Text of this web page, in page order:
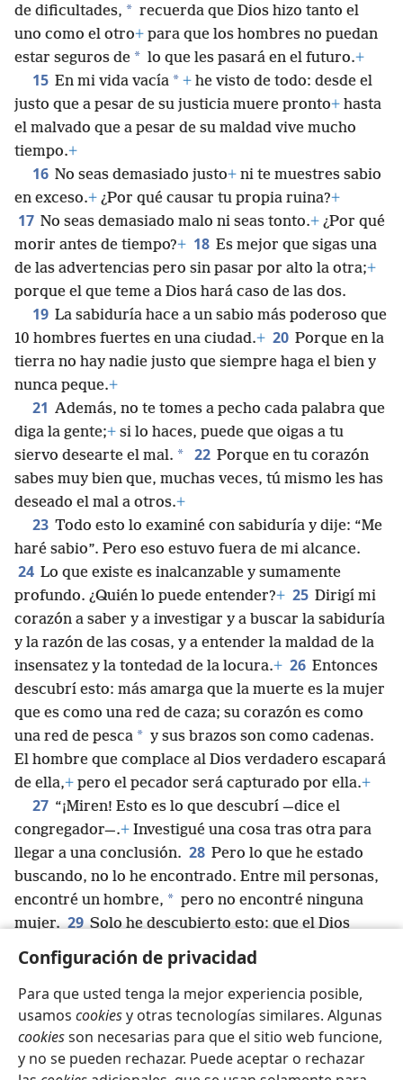
Configuración de privacidad
Para que usted tenga la mejor experiencia posible,
usamos cookiesy otras tecnologías similares. Algunas
cookiesson necesarias para que el sitio web funcione,
y no se pueden rechazar. Puede aceptar o rechazar
de dificultades, * recuerda que Dios hizo tanto el
uno como el otro+ para que los hombres no puedan
estar seguros de * lo que les pasará en el futuro.+
15 En mi vida vacía * + he visto de todo: desde el
justo que a pesar de su justicia muere pronto+ hasta
el malvado que a pesar de su maldad vive mucho
tiempo.+
16 No seas demasiado justo+ ni te muestres sabio
en exceso.+ ¿Por qué causar tu propia ruina?+
17 No seas demasiado malo ni seas tonto.+ ¿Por qué
morir antes de tiempo?+ 18 Es mejor que sigas una
de las advertencias pero sin pasar por alto la otra;+
porque el que teme a Dios hará caso de las dos.
19 La sabiduría hace a un sabio más poderoso que
10 hombres fuertes en una ciudad.+ 20 Porque en la
tierra no hay nadie justo que siempre haga el bien y
nunca peque.+
21 Además, no te tomes a pecho cada palabra que
diga la gente;+ si lo haces, puede que oigas a tu
siervo desearte el mal. * 22 Porque en tu corazón
sabes muy bien que, muchas veces, tú mismo les has
deseado el mal a otros.+
23 Todo esto lo examiné con sabiduría y dije: “Me
haré sabio”. Pero eso estuvo fuera de mi alcance.
24 Lo que existe es inalcanzable y sumamente
profundo. ¿Quién lo puede entender?+ 25 Dirigí mi
corazón a saber y a investigar y a buscar la sabiduría
y la razón de las cosas, y a entender la maldad de la
insensatez y la tontedad de la locura.+ 26 Entonces
descubrí esto: más amarga que la muerte es la mujer
que es como una red de caza; su corazón es como
una red de pesca * y sus brazos son como cadenas.
El hombre que complace al Dios verdadero escapará
de ella,+ pero el pecador será capturado por ella.+
27 “¡Miren! Esto es lo que descubrí —dice el
congregador—.+ Investigué una cosa tras otra para
llegar a una conclusión. 28 Pero lo que he estado
buscando, no lo he encontrado. Entre mil personas,
encontré un hombre, * pero no encontré ninguna
mujer. 29 Solo he descubierto esto: que el Dios
verdadero hizo recta a la humanidad,
han seguido sus innumerables planes”.
Español Compartir Configuración